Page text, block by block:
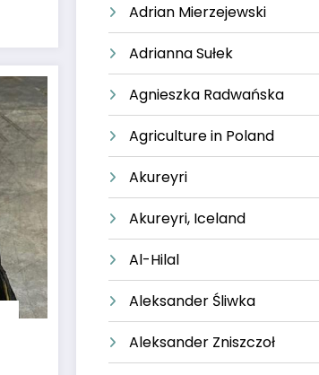
Adrian Mierzejewski
Adrianna Sułek
Agnieszka Radwańska
Agriculture in Poland
Akureyri
Akureyri, Iceland
Al-Hilal
Aleksander Śliwka
Aleksander Zniszczoł